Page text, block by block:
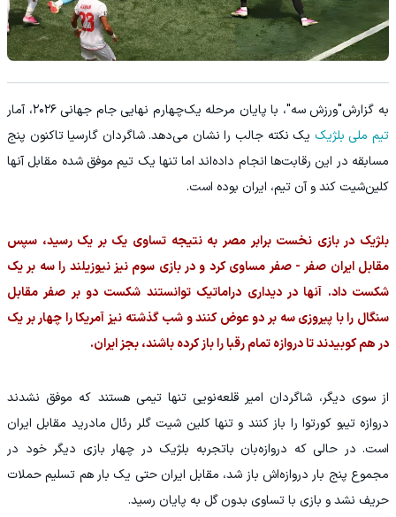
به گزارش"ورزش سه"، با پایان مرحله یک‌چهارم نهایی جام جهانی ۲۰۲۶، آمار
تیم ملی بلژیک یک نکته جالب را نشان می‌دهد. شاگردان گارسیا تاکنون پنج
مسابقه در این رقابت‌ها انجام داده‌اند اما تنها یک تیم موفق شده مقابل آنها
کلین‌شیت کند و آن تیم، ایران بوده است.
بلژیک در بازی نخست برابر مصر به نتیجه تساوی یک بر یک رسید، سپس
مقابل ایران صفر - صفر مساوی کرد و در بازی سوم نیز نیوزیلند را سه بر یک
شکست داد. آنها در دیداری دراماتیک توانستند شکست دو بر صفر مقابل
سنگال را با پیروزی سه بر دو عوض کنند و شب گذشته نیز آمریکا را چهار بر یک
در هم کوبیدند تا دروازه تمام رقبا را باز کرده باشند، بجز ایران.
از سوی دیگر، شاگردان امیر قلعه‌نویی تنها تیمی هستند که موفق نشدند
دروازه تیبو کورتوا را باز کنند و تنها کلین شیت گلر رئال مادرید مقابل ایران
است. در حالی که دروازه‌بان باتجربه بلژیک در چهار بازی دیگر خود در
مجموع پنج بار دروازه‌اش باز شد، مقابل ایران حتی یک بار هم تسلیم حملات
حریف نشد و بازی با تساوی بدون گل به پایان رسید.